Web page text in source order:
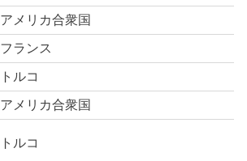
アメリカ合衆国
フランス
トルコ
アメリカ合衆国
トルコ